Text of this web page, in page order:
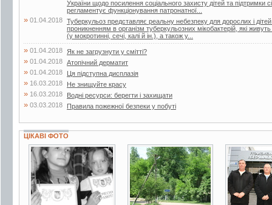
України щодо посилення соціального захисту дітей та підтримки
регламентує функціонування патронатної...
» 01.04.2018 Туберкульоз представляє реальну небезпеку для дорослих і
проникненням в організм туберкульозних мікобактерій, які
(у мокротинні, сечі, калі й ін.), а також у...
» 01.04.2018 Як не загрузнути у смітті?
» 01.04.2018 Атопічний дерматит
» 01.04.2018 Ця підступна дисплазія
» 16.03.2018 Не знищуйте красу
» 16.03.2018 Водні ресурси: берегти і захищати
» 03.03.2018 Правила пожежної безпеки у побуті
ЦІКАВІ ФОТО
3 фото 7 фото 3 фото